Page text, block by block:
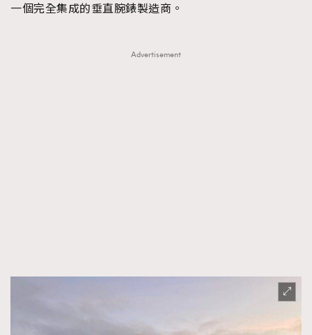
一個完全集成的垂直腕錶製造商。
Advertisement